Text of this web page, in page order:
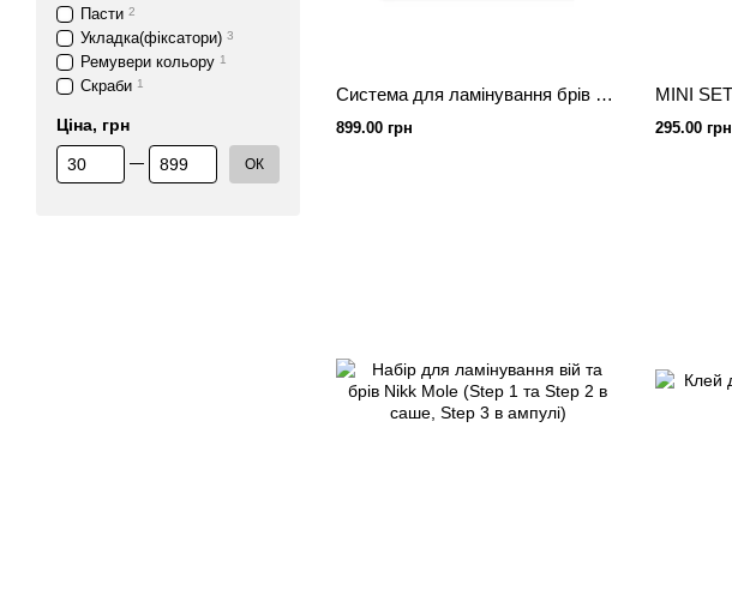
Система для ламінування брів та вій Amino Puzzle System Lamination
899.00 грн 295.00 грн
Пасти 2
Укладка(фіксатори) 3
Ремувери кольору 1
Скраби 1
Ціна, грн
Від Ціна, грн
До Ціна, грн ОК